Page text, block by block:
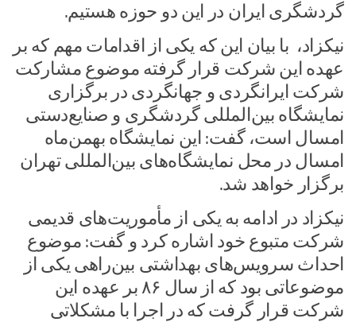
گردشگری ایران در این دو حوزه هستیم.
نیکزاد، با بیان این که یکی از اقدامات مهم که بر
عهده این شرکت قرار گرفته موضوع مشارکت
شرکت ایرانگردی و جهانگردی در برگزاری
نمایشگاه بین‌المللی گردشگری و صنایع‌دستی
امسال است، گفت: این نمایشگاه بهمن‌ماه
امسال در محل نمایشگاه‌های بین‌المللی تهران
برگزار خواهد شد.
نیکزاد در ادامه به یکی از مأموریت‌های قدیمی
شرکت متبوع خود اشاره کرد و گفت: موضوع
احداث سرویس‌های بهداشتی بین‌راهی یکی از
موضوعاتی بود که از سال ۸۶ بر عهده این
شرکت قرار گرفت که در اجرا با مشکلاتی